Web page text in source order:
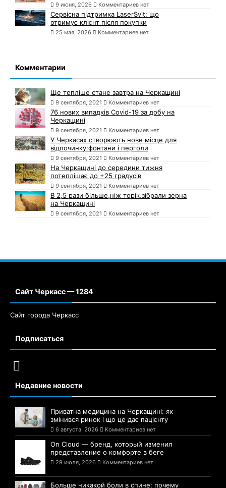
9 июня, 2026 Комментариев нет
Сервісна підтримка LaserSvit: що
отримує клієнт після покупки
25 мая, 2026 Комментариев нет
Комментарии
Ще тепліше стане завтра на Черкащині
9 сентября, 2021 Комментариев нет
76 нових випадків Covid-19 за добу на
Черкащині
9 сентября, 2021 Комментариев нет
У Черкасах створюють нове місце для
відпочинку:фонтани і перголи
9 сентября, 2021 Комментариев нет
На Черкащині до середини тижня
потеплішає до +25 градусів
9 сентября, 2021 Комментариев нет
В 2,5 рази більше,ніж торік,зібрали зерна
на Черкащині
9 сентября, 2021 Комментариев нет
Сайт Черкасс — 1284
Сайт города Черкасс
Подписаться
Недавние новости
Приватна медицина на Черкащині: як
змінився ринок і що це дає пацієнту
6 августа, 2026 Комментариев нет
On Cloud — бренд, который изменил
представление о комфорте в беге
29 июля, 2026 Комментариев нет
Больше никакой боли в спине: почему